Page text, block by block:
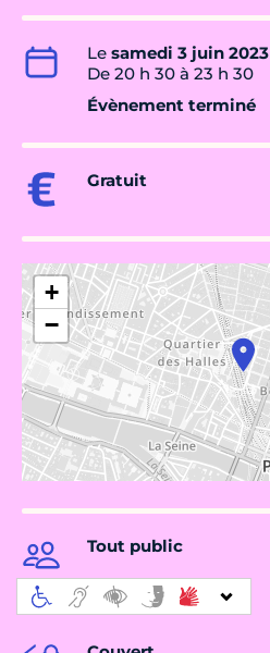
Le samedi 3 juin 2023
De 20 h 30 à 23 h 30
Évènement terminé
Gratuit
+
−
Tout public